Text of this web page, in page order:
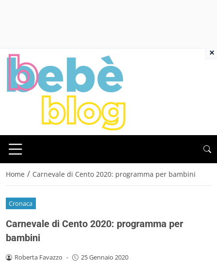
Home / Carnevale di Cento 2020: programma per bambini
Cronaca
Carnevale di Cento 2020: programma per
bambini
Roberta Favazzo - 25 Gennaio 2020
×